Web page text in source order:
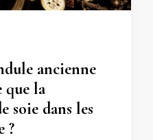
ancienne
que la
soie dans les
?